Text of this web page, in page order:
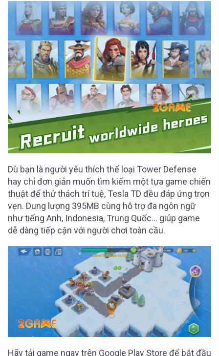
Dù bạn là người yêu thích thể loại Tower Defense
hay chỉ đơn giản muốn tìm kiếm một tựa game chiến
thuật để thử thách trí tuệ, Tesla TD đều đáp ứng trọn
vẹn. Dung lượng 395MB cùng hỗ trợ đa ngôn ngữ
như tiếng Anh, Indonesia, Trung Quốc… giúp game
dễ dàng tiếp cận với người chơi toàn cầu.
Hãy tải game ngay trên Google Play Store để bắt đầu